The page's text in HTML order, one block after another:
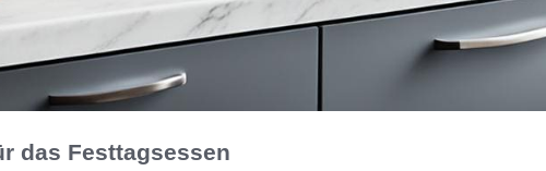
das Festtagsessen